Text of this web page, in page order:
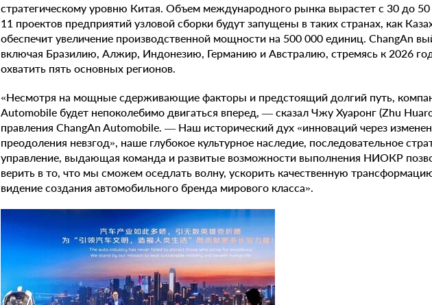
стратегическому уровню Китая. Объем международного рынка вырастет с 30 до
11 проектов предприятий узловой сборки будут запущены в таких странах, как
обеспечит увеличение производственной мощности на 500 000 единиц. ChangAn
включая Бразилию, Алжир, Индонезию, Германию и Австралию, стремясь к 2026
охватить пять основных регионов.
«Несмотря на мощные сдерживающие факторы и предстоящий долгий путь,
Automobile будет непоколебимо двигаться вперед, — сказал Чжу Хуаронг (Zhu
правления ChangAn Automobile. — Наш исторический дух «инноваций через
преодоления невзгод», наше глубокое культурное наследие, последовательное
управление, выдающая команда и развитые возможности выполнения НИОКР
верить в то, что мы сможем оседлать волну, ускорить качественную
видение создания автомобильного бренда мирового класса».